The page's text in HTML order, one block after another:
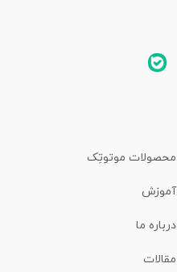
محصولات موتوتِک
آموزش
درباره ما
مقالات